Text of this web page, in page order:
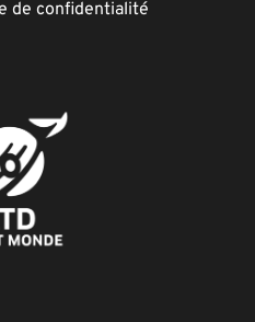
de confidentialité